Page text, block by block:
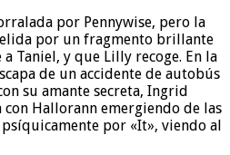
por Pennywise, pero la
por un fragmento brillante
Taniel, y que Lilly recoge. En la
de un accidente de autobús
su amante secreta, Ingrid
Hallorann emergiendo de las
por «It», viendo al